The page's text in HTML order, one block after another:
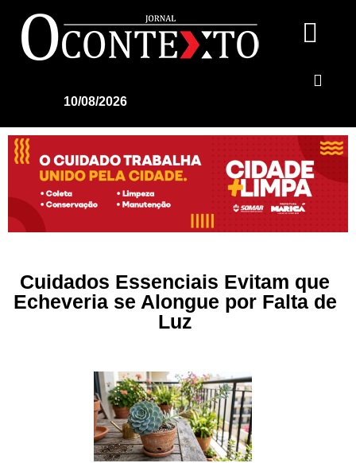
10/08/2026
Cuidados Essenciais Evitam que
Echeveria se Alongue por Falta de
Luz